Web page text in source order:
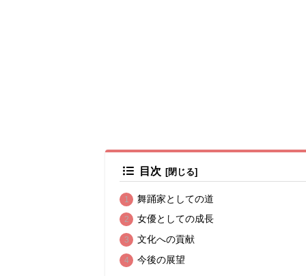
目次
舞踊家としての道
女優としての成長
文化への貢献
今後の展望